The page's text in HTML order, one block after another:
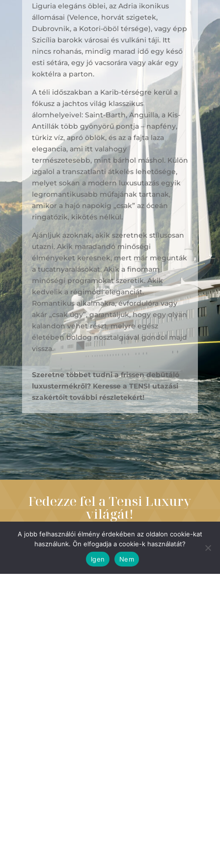
Liguria elegáns öblei, az Adria ikonikus
állomásai (Velence, horvát szigetek,
Dubrovnik, a Kotori-öböl térsége), vagy épp
Szicília barokk városai és vulkáni táji. Itt
nincs rohanás, mindig marad idő egy késő
esti sétára, egy jó vacsorára vagy akár egy
koktélra a parton.
A téli időszakban a Karib-térségre kerül a
fókusz a jachtos világ klasszikus
álomhelyeivel: Saint-Barth, Anguilla, a Kis-
Antillák több gyönyörű pontja – napfény,
türkiz víz, apró öblök, és az a fajta laza
elegancia, ami itt valahogy
természetesebb, mint bárhol máshol. Külön
izgalol a transzatlanti átkelés lehetősége,
melyet sokan a modern luxusutazás egyik
legromantikusabb műfajának tartanak,
amikor a hajó napokig „csak” az óceán
ringatózik, kikötés nélkül.
Ajánljuk azoknak, akik szeretnek stílusosan
utazni. Akik maradandó minőségi
élményeket keresnek, mert már megunták
a tucatnyaralásokat. Akik a finomam
minőségi programokat szeretik. Akik
kedvelik a régimódi eleganciát.
Romantikus alkalmakra, évfordulóra vagy
akár „csak úgy”, garantáljuk, hogy egy olyan
kalandon vehet részt, melyre egész
életében boldog nosztalgiával gondol majd
vissza.
Szeretne többet tudni a frissen debütáló
luxustermékről? Keresse a TENSI utazási
szakértőit további részletekért!
Fedezze fel a Tensi Luxury
világát!
Szeretnék elsőként értesülni az exkluzív utazási
trendekről, különlegességekről és
újdonságokról!
A jobb felhasználói élmény érdekében az oldalon cookie-kat
használunk. Ön elfogadja a cookie-k használatát?
Igen
Nem